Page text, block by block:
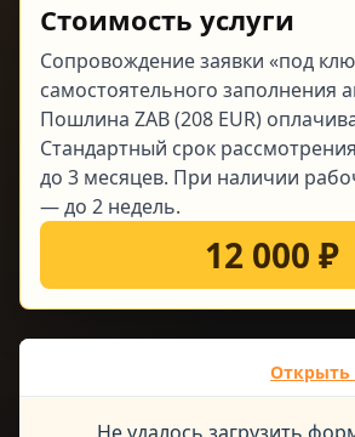
Стоимость услуги
Сопровождение заявки «под
самостоятельного заполнения
Пошлина ZAB (208 EUR)
Стандартный срок
до 3 месяцев. При наличии
— до 2 недель.
12 000 ₽
Открыть